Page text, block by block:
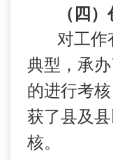
（四
对工作
典型，承
的进行考
获了县及
核。